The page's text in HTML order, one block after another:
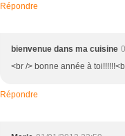
Répondre
bienvenue dans ma cuisine
<br /> bonne année à
Répondre